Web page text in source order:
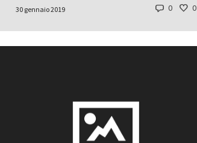
30 gennaio 2019 0 0